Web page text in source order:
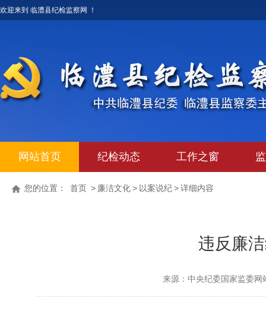
欢迎来到 临澧县纪检监察网 ！
网站首页 纪检动态 工作之窗
您的位置： 首页 > 廉洁文化> 以案说纪>详细内容
违反廉
来源：中央纪委国家监委